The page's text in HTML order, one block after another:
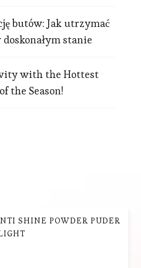
butów: Jak utrzymać
stanie
with the Hottest
the Season!
SHINE POWDER PUDER